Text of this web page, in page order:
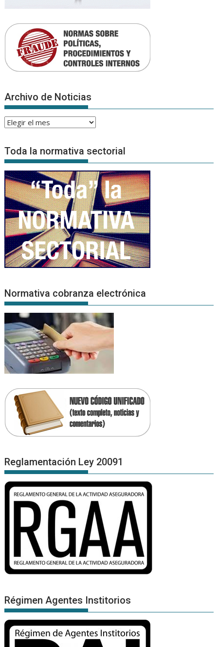
Archivo de Noticias
Archivo
Noticias
Toda la normativa sectorial
Normativa cobranza electrónica
Reglamentación Ley 20091
Régimen Agentes Institorios